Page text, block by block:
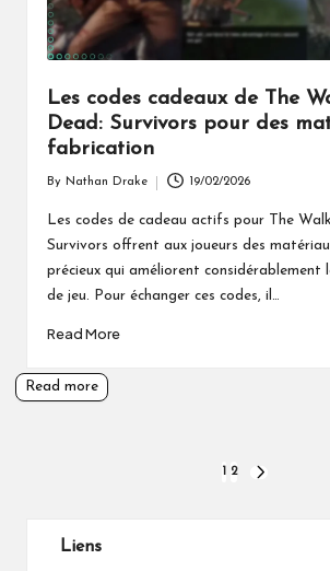
Les codes cadeaux de The
Dead: Survivors pour des
fabrication
by
By Nathan Drake 19/02/2026
Les codes de cadeau actifs pour The
Survivors offrent aux joueurs des
précieux qui améliorent considérablement
de jeu. Pour échanger ces codes, il…
Read More
Read more
1 2
Liens